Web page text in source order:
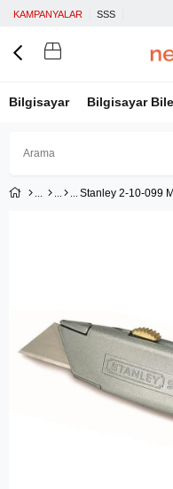
KAMPANYALAR SSS
Bilgisayar Bilgisayar
Üye Girişi